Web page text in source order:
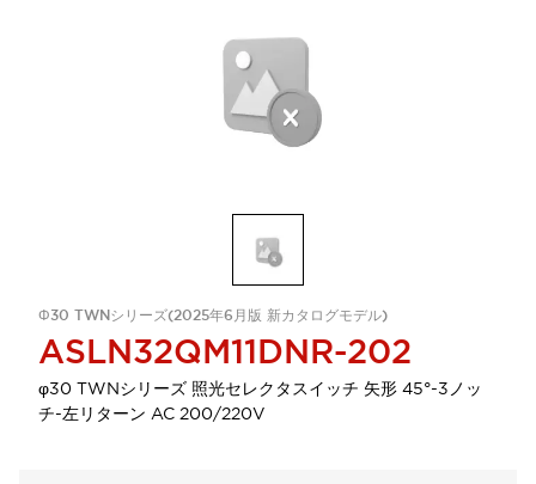
Φ30 TWNシリーズ(2025年6月版 新カタログモデル)
ASLN32QM11DNR-202
φ30 TWNシリーズ 照光セレクタスイッチ 矢形 45°-3ノッ
チ-左リターン AC 200/220V